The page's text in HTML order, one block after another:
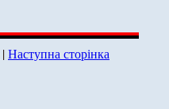
|Наступна сторінка